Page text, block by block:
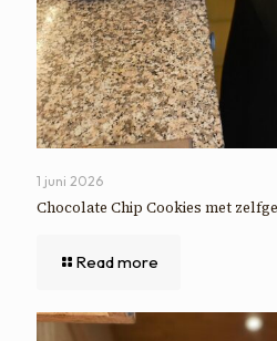
1 juni 2026
Chocolate Chip Cookies met
Read more